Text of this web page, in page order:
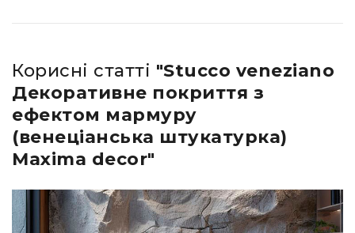
Корисні статті "Stucco veneziano
Декоративне покриття з
ефектом мармуру
(венеціанська штукатурка)
Maxima decor"